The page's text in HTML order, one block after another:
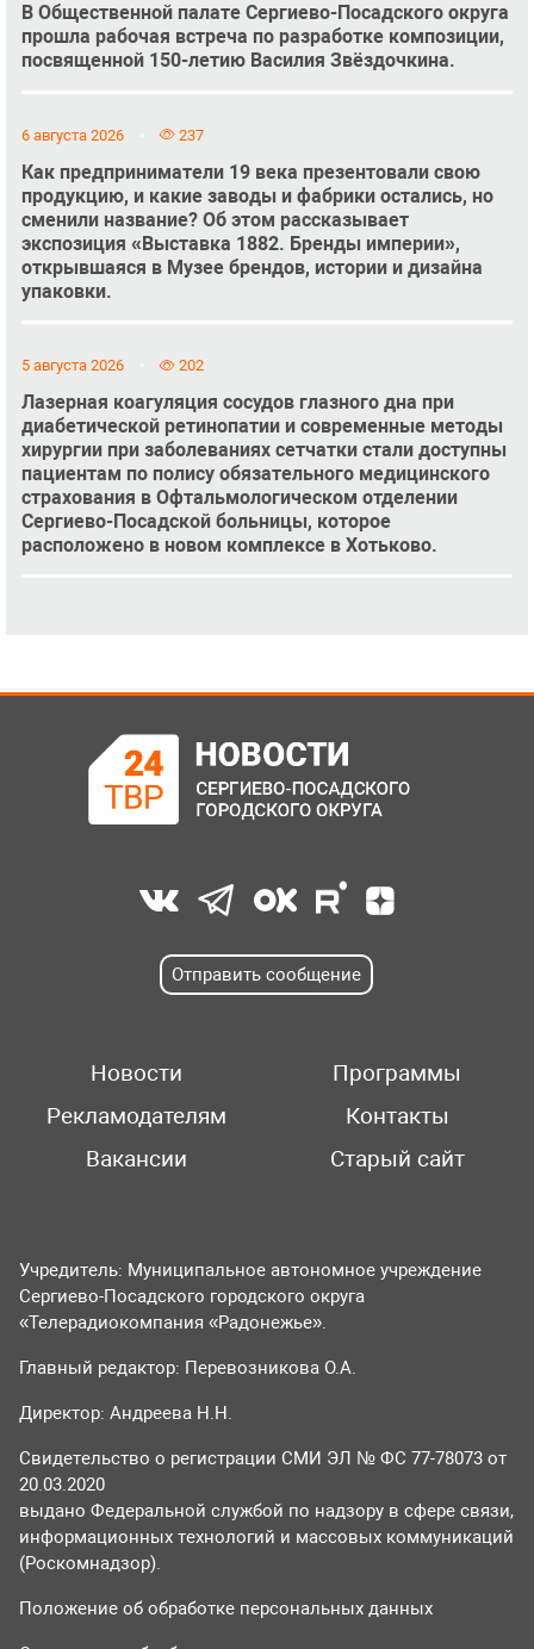
В Общественной палате Сергиево-Посадского округа
прошла рабочая встреча по разработке композиции,
посвященной 150-летию Василия Звёздочкина.
6 августа 2026 237
Как предприниматели 19 века презентовали свою
продукцию, и какие заводы и фабрики остались, но
сменили название? Об этом рассказывает
экспозиция «Выставка 1882. Бренды империи»,
открывшаяся в Музее брендов, истории и дизайна
упаковки.
5 августа 2026 202
Лазерная коагуляция сосудов глазного дна при
диабетической ретинопатии и современные методы
хирургии при заболеваниях сетчатки стали доступны
пациентам по полису обязательного медицинского
страхования в Офтальмологическом отделении
Сергиево-Посадской больницы, которое
расположено в новом комплексе в Хотьково.
Отправить сообщение
Новости
Программы
Рекламодателям
Контакты
Вакансии
Старый сайт
Учредитель: Муниципальное автономное учреждение
Сергиево-Посадского городского округа
«Телерадиокомпания «Радонежье».
Главный редактор: Перевозникова О.А.
Директор: Андреева Н.Н.
Свидетельство о регистрации СМИ ЭЛ № ФС 77-78073 от
20.03.2020
выдано Федеральной службой по надзору в сфере связи,
информационных технологий и массовых коммуникаций
(Роскомнадзор).
Положение об обработке персональных данных